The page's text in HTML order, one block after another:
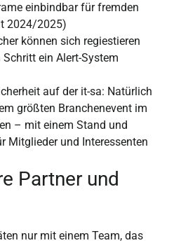
einbindbar für fremden
2024/2025)
können sich regiestieren
ein Alert-System
auf der it-sa: Natürlich
größten Branchenevent im
– mit einem Stand und
Mitglieder und Interessenten
Partner und
nur mit einem Team, das